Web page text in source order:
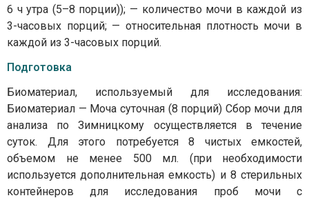
6 ч утра (5–8 порции)); — количество мочи в каждой из
3-часовых порций; — относительная плотность мочи в
каждой из 3-часовых порций.
Подготовка
Биоматериал, используемый для исследования:
Биоматериал — Моча суточная (8 порций) Сбор мочи для
анализа по Зимницкому осуществляется в течение
суток. Для этого потребуется 8 чистых емкостей,
объемом не менее 500 мл. (при необходимости
используется дополнительная емкость) и 8 стерильных
контейнеров для исследования проб мочи с